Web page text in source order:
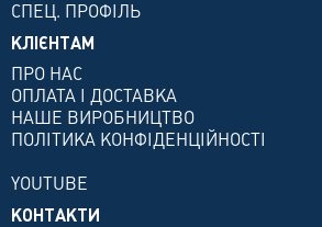
СПЕЦ. ПРОФІЛЬ
КЛІЄНТАМ
ПРО НАС
ОПЛАТА І ДОСТАВКА
НАШЕ ВИРОБНИЦТВО
ПОЛІТИКА КОНФІДЕНЦІЙНОСТІ
YOUTUBE
КОНТАКТИ